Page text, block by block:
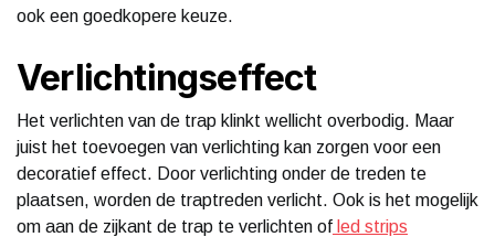
ook een goedkopere keuze.
Verlichtingseffect
Het verlichten van de trap klinkt wellicht overbodig. Maar
juist het toevoegen van verlichting kan zorgen voor een
decoratief effect. Door verlichting onder de treden te
plaatsen, worden de traptreden verlicht. Ook is het mogelijk
om aan de zijkant de trap te verlichten of led strips